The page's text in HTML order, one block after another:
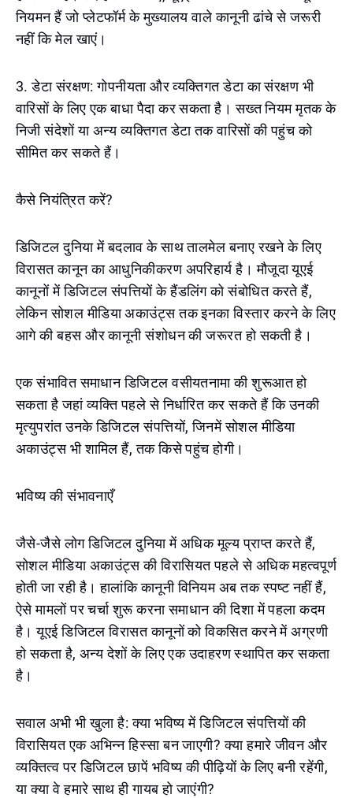
नियमन हैं जो प्लेटफॉर्म के मुख्यालय वाले कानूनी ढांचे से जरूरी
नहीं कि मेल खाएं।
3. डेटा संरक्षण: गोपनीयता और व्यक्तिगत डेटा का संरक्षण भी
वारिसों के लिए एक बाधा पैदा कर सकता है। सख्त नियम मृतक के
निजी संदेशों या अन्य व्यक्तिगत डेटा तक वारिसों की पहुंच को
सीमित कर सकते हैं।
कैसे नियंत्रित करें?
डिजिटल दुनिया में बदलाव के साथ तालमेल बनाए रखने के लिए
विरासत कानून का आधुनिकीकरण अपरिहार्य है। मौजूदा यूएई
कानूनों में डिजिटल संपत्तियों के हैंडलिंग को संबोधित करते हैं,
लेकिन सोशल मीडिया अकाउंट्स तक इनका विस्तार करने के लिए
आगे की बहस और कानूनी संशोधन की जरूरत हो सकती है।
एक संभावित समाधान डिजिटल वसीयतनामा की शुरूआत हो
सकता है जहां व्यक्ति पहले से निर्धारित कर सकते हैं कि उनकी
मृत्युपरांत उनके डिजिटल संपत्तियों, जिनमें सोशल मीडिया
अकाउंट्स भी शामिल हैं, तक किसे पहुंच होगी।
भविष्य की संभावनाएँ
जैसे-जैसे लोग डिजिटल दुनिया में अधिक मूल्य प्राप्त करते हैं,
सोशल मीडिया अकाउंट्स की विरासियत पहले से अधिक महत्वपूर्ण
होती जा रही है। हालांकि कानूनी विनियम अब तक स्पष्ट नहीं हैं,
ऐसे मामलों पर चर्चा शुरू करना समाधान की दिशा में पहला कदम
है। यूएई डिजिटल विरासत कानूनों को विकसित करने में अग्रणी
हो सकता है, अन्य देशों के लिए एक उदाहरण स्थापित कर सकता
है।
सवाल अभी भी खुला है: क्या भविष्य में डिजिटल संपत्तियों की
विरासियत एक अभिन्न हिस्सा बन जाएगी? क्या हमारे जीवन और
व्यक्तित्व पर डिजिटल छापें भविष्य की पीढ़ियों के लिए बनी रहेंगी,
या क्या वे हमारे साथ ही गायब हो जाएंगी?